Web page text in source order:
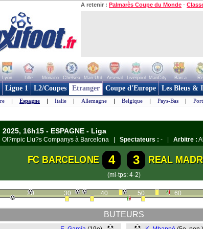
A retenir : Palmarès Coupe du Monde -
Lyon Lille Monaco Chelsea Man Utd Arsenal Liverpool ManCity Barca
Ligue 1 L2/Coupes Etranger Coupe d'Europe Les Bleus &
| Espagne | Italie | Allemagne | Belgique | Pays-Bas |
2025, 16h15 - ESPAGNE - Liga
Ol?mpic Llu?s Companys à Barcelona | Spectateurs : - | Arbitre :
FC BARCELONE 4 3 REAL
(mi-tps: 4-2)
20 30 40 50 60
BUTEURS